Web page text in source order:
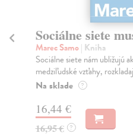
Sociálne siete
Marec Samo| Kniha
Sociálne siete nám ubližujú
medziľudské vzťahy,
Na sklade ?
16,44 €
16,95 € ?